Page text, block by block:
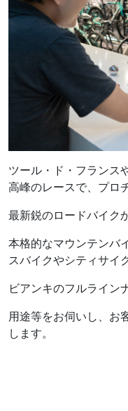
ツール・ド・フランス
高峰のレースで、プロ
最新鋭のロードバイク
本格的なマウンテンバ
スバイクやシティサイ
ビアンキのフルライン
用途等をお伺いし、お
します。